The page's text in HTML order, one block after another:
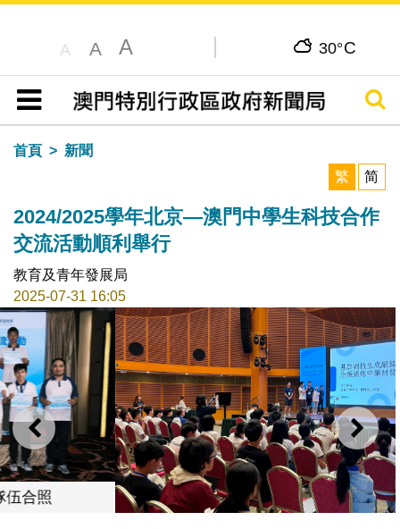
A A A 30°C
目錄
搜尋
首頁
新聞
繁
简
2024/2025學年北京—澳門中學生科技合作
交流活動順利舉行
教育及青年發展局
2025-07-31 16:05
上一則 下一